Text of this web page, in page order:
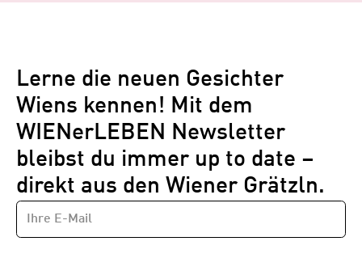
Lerne die neuen Gesichter
Wiens kennen! Mit dem
WIENerLEBEN Newsletter
bleibst du immer up to date –
direkt aus den Wiener Grätzln.
Newsletter
E-
MAIL-
ADRESSE